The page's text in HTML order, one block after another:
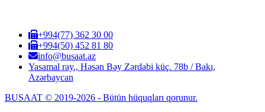
+994(77) 362 30 00
+994(50) 452 81 80
info@busaat.az
Yasamal ray., Həsən Bəy Zərdabi küç. 78b / Bakı,
Azərbaycan
BUSAAT © 2019-2026 - Bütün hüquqları qorunur.